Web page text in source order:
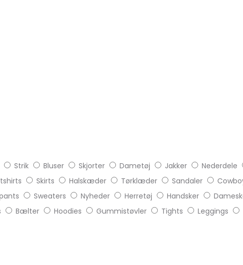
Strik Bluser Skjorter Dametøj Jakker Nederdele
Skirts Halskæder Tørklæder Sandaler
Sweaters Nyheder Herretøj Handsker
Bælter Hoodies Gummistøvler Tights Leggings